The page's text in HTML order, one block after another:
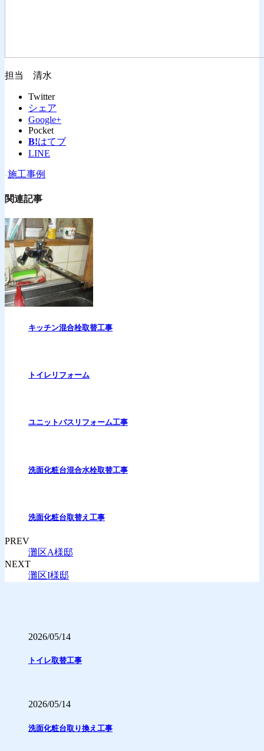
担当 清水
Twitter
シェア
Google+
Pocket
B!はてブ
LINE
-施工事例
関連記事
キッチン混合栓取替工事
トイレリフォーム
ユニットバスリフォーム工事
洗面化粧台混合水栓取替工事
洗面化粧台取替え工事
PREV
灘区A様邸
NEXT
灘区I様邸
2026/05/14
トイレ取替工事
2026/05/14
洗面化粧台取り換え工事